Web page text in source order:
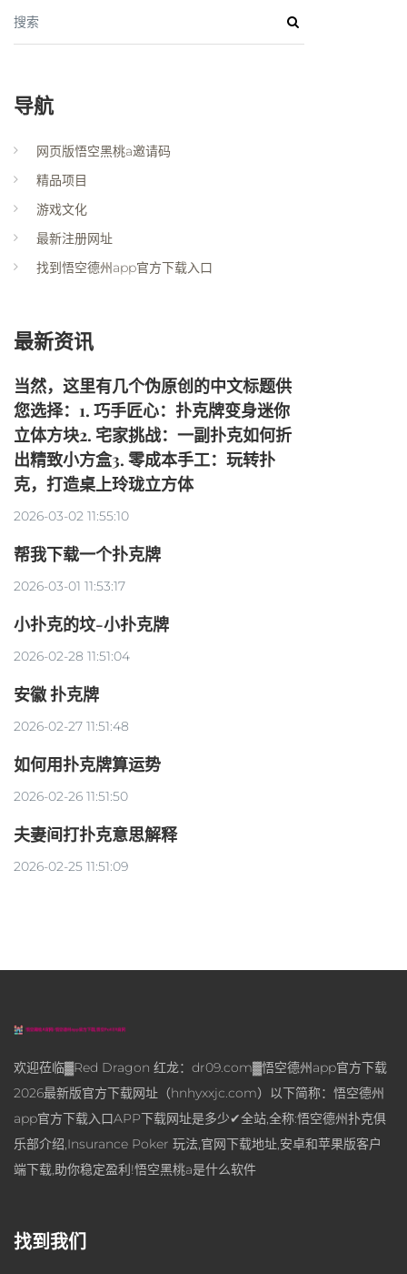
搜索
导航
网页版悟空黑桃a邀请码
精品项目
游戏文化
最新注册网址
找到悟空德州app官方下载入口
最新资讯
当然，这里有几个伪原创的中文标题供
您选择：1. 巧手匠心：扑克牌变身迷你
立体方块2. 宅家挑战：一副扑克如何折
出精致小方盒3. 零成本手工：玩转扑
克，打造桌上玲珑立方体
2026-03-02 11:55:10
帮我下载一个扑克牌
2026-03-01 11:53:17
小扑克的坟-小扑克牌
2026-02-28 11:51:04
安徽 扑克牌
2026-02-27 11:51:48
如何用扑克牌算运势
2026-02-26 11:51:50
夫妻间打扑克意思解释
2026-02-25 11:51:09
欢迎莅临▓Red Dragon 红龙：dr09.com▓悟空德州app官方下载
2026最新版官方下载网址（hnhyxxjc.com）以下简称：悟空德州
app官方下载入口APP下载网址是多少✔全站,全称:悟空德州扑克俱
乐部介绍,Insurance Poker 玩法,官网下载地址,安卓和苹果版客户
端下载,助你稳定盈利!悟空黑桃a是什么软件
找到我们